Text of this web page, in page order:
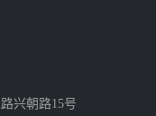
兴朝路15号